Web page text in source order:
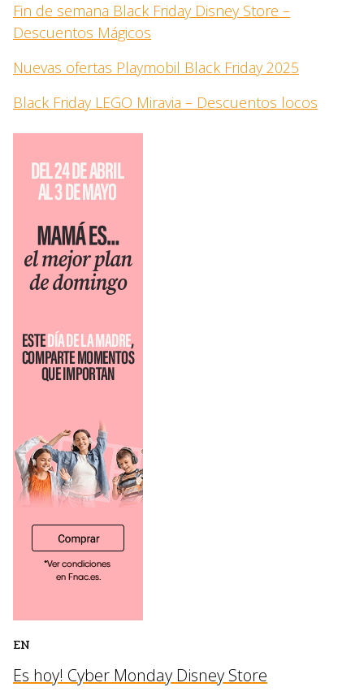
Fin de semana Black Friday Disney Store –
Descuentos Mágicos
Nuevas ofertas Playmobil Black Friday 2025
Black Friday LEGO Miravia – Descuentos locos
EN
Es hoy! Cyber Monday Disney Store